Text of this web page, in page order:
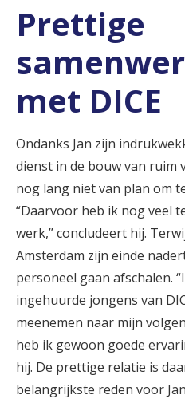
Prettige
met DICE
Ondanks Jan zijn
dienst in de bouw van ruim
nog lang niet van plan om
“Daarvoor heb ik nog veel
werk,” concludeert hij.
Amsterdam zijn einde
personeel gaan afschalen.
ingehuurde jongens van
meenemen naar mijn
heb ik gewoon goede
hij. De prettige relatie is
belangrijkste reden voor